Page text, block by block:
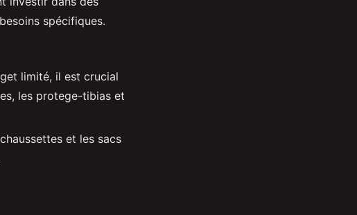
spécifiques.
limité, il est crucial
les protege-tibias et
et les sacs